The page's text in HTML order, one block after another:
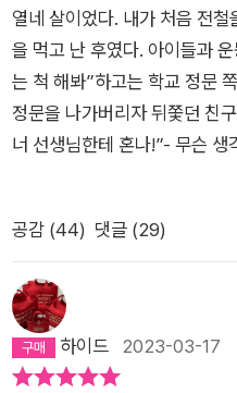
내려고 그렇게 책장을 넘기고
을 다시 읽으며 기억은 재구성
의미를 발굴해낸다. 만성 재독
아들일 수 있었던 딱 그만큼의
하고, 자기를 알아간다는 일생
만난다. 그 만남은 그녀에게 과
존재를 관통하는 엄마의 애착
서로를 참을 수 없어 싸우고 생
홀로, 때로는 둘이서 걷는다. 친구와
억 속에 있는 사람들의 이야기
운 일은 아니다. 작가는 글의
“가끔 이렇게 한발 떨어져서
야기가 되는 건 아닐까?(『사
라보면, “영락없는 엄마의 딸”
게 지적해야 하고, 사랑의 성배
는 현상본(70p)”이었다. 어릴 적 기억이 잘못되었음을 깨닫고,
시켰다. 친구를 사귀고 영화관
두 달, 집에 다니러 가는 횟수
아예 용돈을 구하는 전화만 할
다. 비비언 고닉이 『짝 없는 여
풍경과 그곳의 일부인 사람들
나와 다른 사람들의 생각과 그
기울이고 묘사하는 비비언 고
귀를 열어두었고 그 모든 장면
어야 가능할까. 타인을 향한 단
창한 말은 오히려 고닉에게 핀
그런 사람이었다. 도시를 사랑
열네 살이었다. 내가 처음 전
을 먹고 난 후였다. 아이들과
는 척 해봐”하고는 학교 정문
정문을 나가버리자 뒤쫓던 친
너 선생님한테 혼나!”- 무슨
정거장… 도시 외곽에서 도심
었다. 내 생애 최초의 탈선이자
에 처음 지하철을 탔다. 서울에
는 나처럼 그녀 또한 늘 뉴욕에
가보는 게 소원인 소도시의 주
공감 (44) 댓글 (29)
하이드 2023-03-17